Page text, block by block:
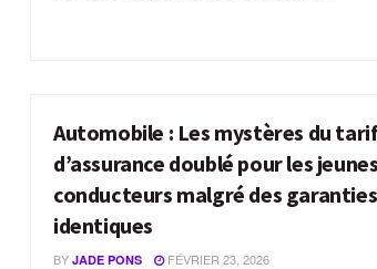
ACTUALITÉS
Automobile : Les mystères du
d’assurance doublé pour les jeunes
conducteurs malgré des garanties
identiques
BY JADE PONS FÉVRIER 23, 2026